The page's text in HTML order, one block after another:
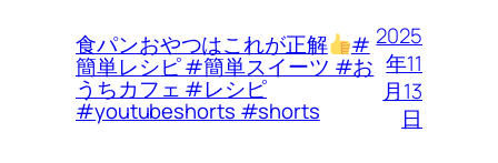
食パンおやつはこれが正解 #
簡単レシピ #簡単スイーツ #お
うちカフェ #レシピ
#youtubeshorts #shorts
2025
年11
月13
日